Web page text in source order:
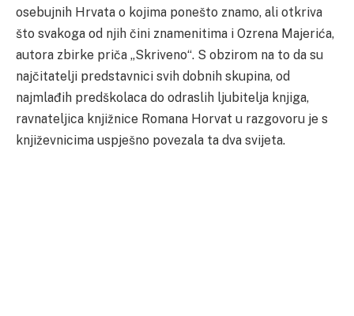
osebujnih Hrvata o kojima ponešto znamo, ali otkriva
što svakoga od njih čini znamenitima i Ozrena Majerića,
autora zbirke priča „Skriveno“. S obzirom na to da su
najčitatelji predstavnici svih dobnih skupina, od
najmlađih predškolaca do odraslih ljubitelja knjiga,
ravnateljica knjižnice Romana Horvat u razgovoru je s
književnicima uspješno povezala ta dva svijeta.